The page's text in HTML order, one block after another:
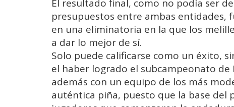
El resultado final, como no podía ser
presupuestos entre ambas entidades,
en una eliminatoria en la que los
a dar lo mejor de sí.
Solo puede calificarse como un éxito,
el haber logrado el subcampeonato
además con un equipo de los más
auténtica piña, puesto que la base